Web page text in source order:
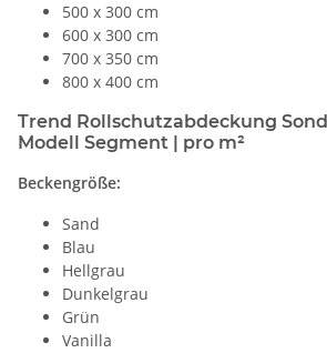
500 x 300 cm
600 x 300 cm
700 x 350 cm
800 x 400 cm
Trend Rollschutzabdeckung
Modell Segment | pro m²
Beckengröße:
Sand
Blau
Hellgrau
Dunkelgrau
Grün
Vanilla